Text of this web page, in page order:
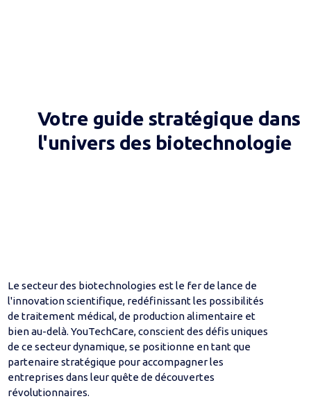
Votre guide stratégique dans
l'univers des biotechnologie
Le secteur des biotechnologies est le fer de lance de
l'innovation scientifique, redéfinissant les possibilités
de traitement médical, de production alimentaire et
bien au-delà. YouTechCare, conscient des défis uniques
de ce secteur dynamique, se positionne en tant que
partenaire stratégique pour accompagner les
entreprises dans leur quête de découvertes
révolutionnaires.